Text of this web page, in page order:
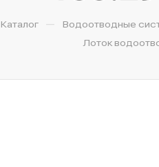
Каталог — Водоотводные
Лоток